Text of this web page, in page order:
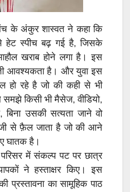
के अंकुर शास्वत ने कहा कि
स्पीच बढ़ गई है, जिसके
खराब होने लगा है। इस
आवश्यकता है। और युवा इस
हो रहे है जो की कही से भी
समझे किसी भी मैसेज, वीडियो,
बिना उसकी सत्यता जाने वो
से फ़ैल जाता है जो की आने
घातक है।
में संकल्प पट पर छात्र
ने हस्ताक्षर किए। इस
प्रस्तावना का सामूहिक पाठ